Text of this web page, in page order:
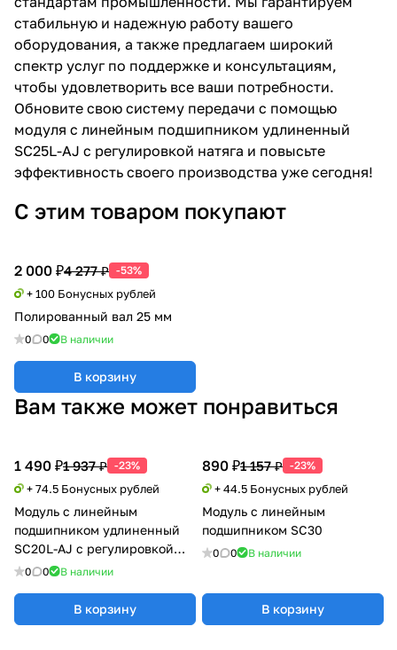
стабильную и надежную работу вашего
оборудования, а также предлагаем широкий
спектр услуг по поддержке и консультациям,
чтобы удовлетворить все ваши потребности.
Обновите свою систему передачи с помощью
модуля с линейным подшипником удлиненный
SC25L-AJ с регулировкой натяга и повысьте
эффективность своего производства уже сегодня!
С этим товаром покупают
2 000 ₽4 277 ₽ -53%
+ 100 Бонусных рублей
Полированный вал 25 мм
0 0 В наличии
В корзину
Вам также может понравиться
1 490 ₽1 937 ₽ -23%
+ 74.5 Бонусных рублей
Модуль с линейным
подшипником удлиненный
SC20L-AJ с регулировкой
натяга
0 0 В наличии
В корзину
890 ₽1 157 ₽ -23%
+ 44.5 Бонусных рублей
Модуль с линейным
подшипником SC30
0 0 В наличии
В корзину